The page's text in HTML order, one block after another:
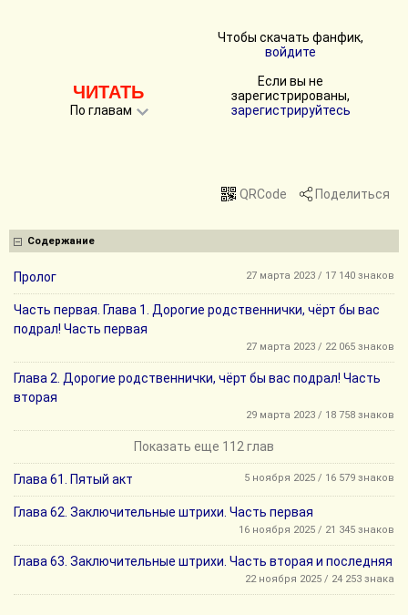
ЧИТАТЬ
По главам
Чтобы скачать фанфик,
войдите
Если вы не
зарегистрированы,
зарегистрируйтесь
QRCode Поделиться
Содержание
Пролог 27 марта 2023 / 17 140 знаков
Часть первая. Глава 1. Дорогие родственнички, чёрт бы вас
подрал! Часть первая
27 марта 2023 / 22 065 знаков
Глава 2. Дорогие родственнички, чёрт бы вас подрал! Часть
вторая
29 марта 2023 / 18 758 знаков
Показать еще 112 глав
Глава 61. Пятый акт 5 ноября 2025 / 16 579 знаков
Глава 62. Заключительные штрихи. Часть первая
16 ноября 2025 / 21 345 знаков
Глава 63. Заключительные штрихи. Часть вторая и последняя
22 ноября 2025 / 24 253 знака